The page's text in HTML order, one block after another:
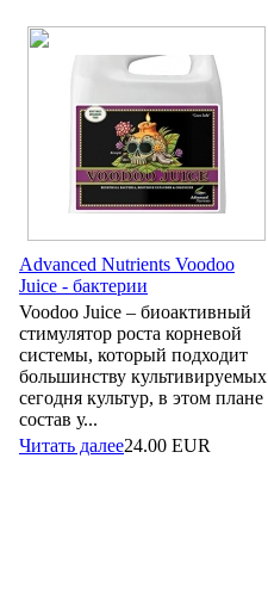
Advanced Nutrients Voodoo
Juice - бактерии
Voodoo Juice – биоактивный
стимулятор роста корневой
системы, который подходит
большинству культивируемых
сегодня культур, в этом плане
состав у...
Читать далее24.00 EUR